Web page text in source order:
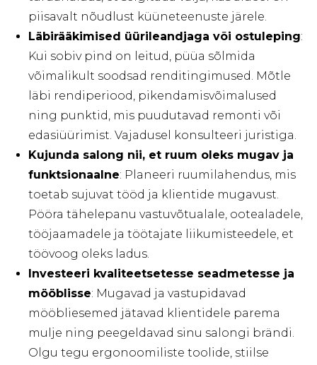
piisavalt nõudlust küüneteenuste järele.
Läbirääkimised üürileandjaga või ostuleping:
Kui sobiv pind on leitud, püüa sõlmida
võimalikult soodsad renditingimused. Mõtle
läbi rendiperiood, pikendamisvõimalused
ning punktid, mis puudutavad remonti või
edasiüürimist. Vajadusel konsulteeri juristiga.
Kujunda salong nii, et ruum oleks mugav ja
funktsionaalne: Planeeri ruumilahendus, mis
toetab sujuvat tööd ja klientide mugavust.
Pööra tähelepanu vastuvõtualale, ootealadele,
tööjaamadele ja töötajate liikumisteedele, et
töövoog oleks ladus.
Investeeri kvaliteetsetesse seadmetesse ja
mööblisse: Mugavad ja vastupidavad
mööbliesemed jätavad klientidele parema
mulje ning peegeldavad sinu salongi brändi.
Olgu tegu ergonoomiliste toolide, stiilse